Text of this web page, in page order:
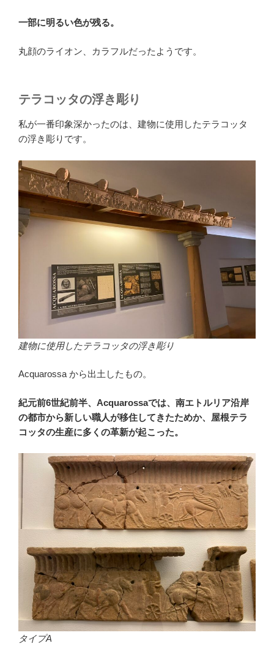
一部に明るい色が残る。
丸顔のライオン、カラフルだったようです。
テラコッタの浮き彫り
私が一番印象深かったのは、建物に使用したテラコッタ
の浮き彫りです。
建物に使用したテラコッタの浮き彫り
Acquarossa から出土したもの。
紀元前6世紀前半、Acquarossaでは、南エトルリア沿岸
の都市から新しい職人が移住してきたためか、屋根テラ
コッタの生産に多くの革新が起こった。
タイプA